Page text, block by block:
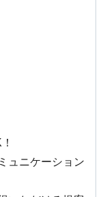
ュニケーション